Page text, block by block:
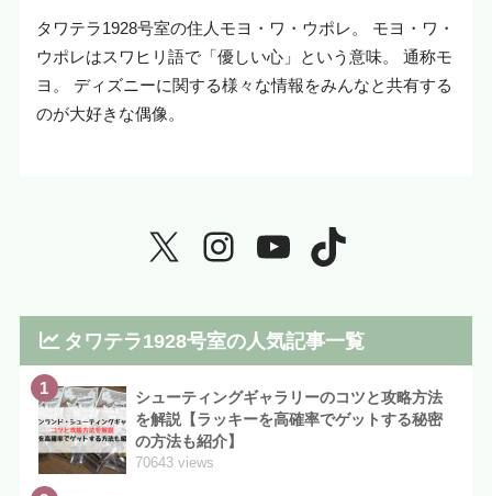
タワテラ1928号室の住人モヨ・ワ・ウポレ。 モヨ・ワ・
ウポレはスワヒリ語で「優しい心」という意味。 通称モ
ヨ。 ディズニーに関する様々な情報をみんなと共有する
のが大好きな偶像。
タワテラ1928号室の人気記事一覧
1
シューティングギャラリーのコツと攻略方法
を解説【ラッキーを高確率でゲットする秘密
の方法も紹介】
70643 views